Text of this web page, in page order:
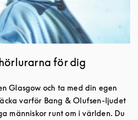
för dig
Glasgow och ta med din egen
varför Bang & Olufsen-ljudet
människor runt om i världen. Du